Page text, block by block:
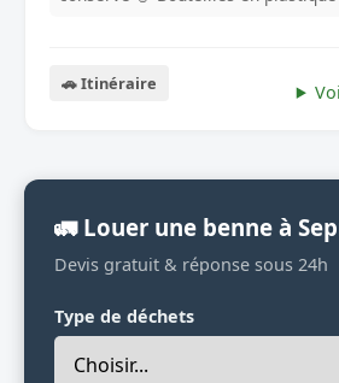
🚗 Itinéraire
🚛 Louer une benne à
Devis gratuit & réponse sous 24h
Type de déchets